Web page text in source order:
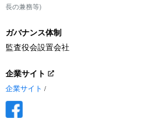
長の兼務等)
ガバナンス体制
監査役会設置会社
企業サイト
企業サイト /